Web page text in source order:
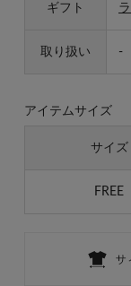
ギフト
取り扱い -
アイテムサイズ
サイズ
FREE